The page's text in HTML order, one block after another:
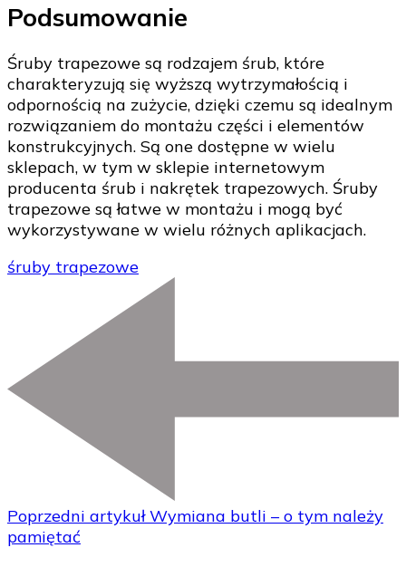
Podsumowanie
Śruby trapezowe są rodzajem śrub, które
charakteryzują się wyższą wytrzymałością i
odpornością na zużycie, dzięki czemu są idealnym
rozwiązaniem do montażu części i elementów
konstrukcyjnych. Są one dostępne w wielu
sklepach, w tym w sklepie internetowym
producenta śrub i nakrętek trapezowych. Śruby
trapezowe są łatwe w montażu i mogą być
wykorzystywane w wielu różnych aplikacjach.
śruby trapezowe
Poprzedni artykuł Wymiana butli – o tym należy
pamiętać